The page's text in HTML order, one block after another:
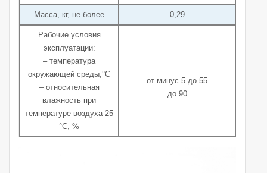
Масса, кг, не более 0,29
Рабочие условия
эксплуатации:
– температура
окружающей среды,°С
– относительная
влажность при
температуре воздуха 25
°С, %
от минус 5 до 55
до 90